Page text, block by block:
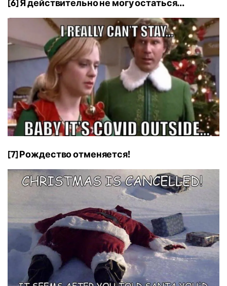
[6] Я действительно не могу остаться...
[7] Рождество отменяется!